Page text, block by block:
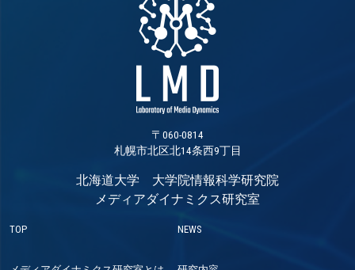
〒060-0814
札幌市北区北14条西9丁目
北海道大学 大学院情報科学研究院
メディアダイナミクス研究室
TOP NEWS